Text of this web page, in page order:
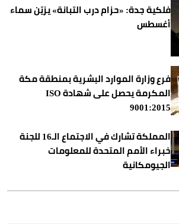
فلكية جدة: «حزام درب التبانة» يزيّن سماء
أغسطس
فرع وزارة الموارد البشرية بمنطقة مكة
المكرمة يحصل على شهادة ISO
9001:2015
المملكة تشارك في الاجتماع الـ16 للجنة
خبراء الأمم المتحدة للمعلومات
الجيومكانية